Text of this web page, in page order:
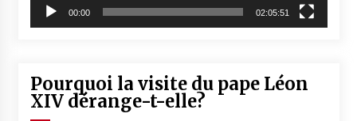
00:00 02:05:51
Pourquoi la visite du pape Léon
XIV dérange-t-elle?